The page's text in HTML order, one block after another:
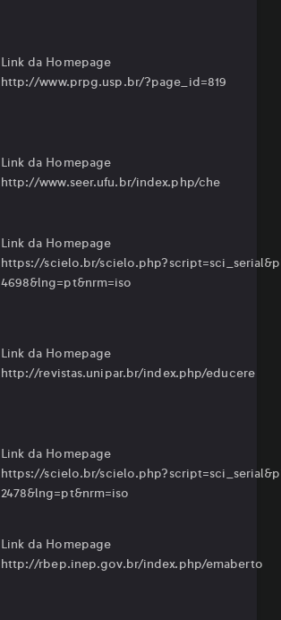
Link da Homepage
⁠http://www.prpg.usp.br/?page_id=819⁠
Link da Homepage
http://www.seer.ufu.br/index.php/che
Link da Homepage
⁠https://scielo.br/
4698&lng=pt&nrm=iso⁠
Link da Homepage
⁠http://revistas.unipar.br/index.php/educere⁠
Link da Homepage
⁠https://scielo.br/
2478&lng=pt&nrm=iso⁠
Link da Homepage
http://rbep.inep.gov.br/index.php/emaberto